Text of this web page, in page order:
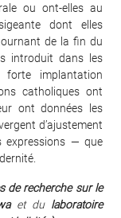
ou ont-elles au
dont elles
de la fin du
introduit dans les
implantation
catholiques ont
ont données les
d’ajustement
expressions — que
de recherche sur le
et du laboratoire